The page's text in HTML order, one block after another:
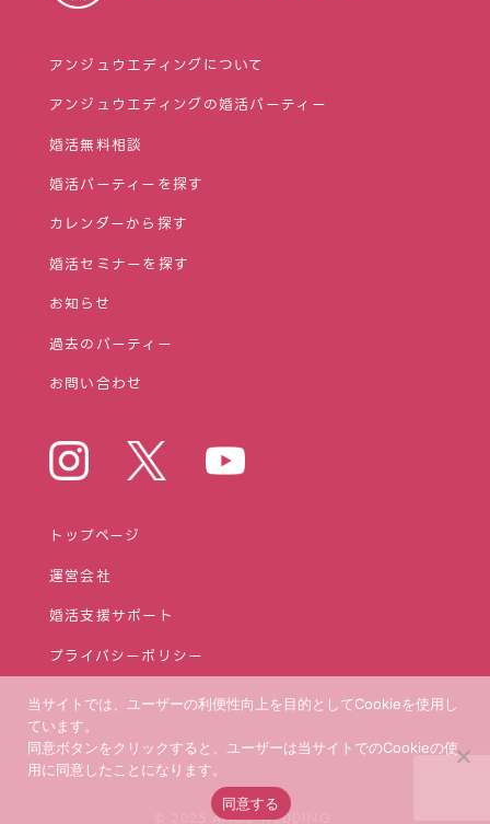
アンジュウエディングについて
アンジュウエディングの婚活パーティー
婚活無料相談
婚活パーティーを探す
カレンダーから探す
婚活セミナーを探す
お知らせ
過去のパーティー
お問い合わせ
トップページ
運営会社
婚活⽀援サポート
プライバシーポリシー
© 2025 ANGE WEDDING.
当サイトでは、ユーザーの利便性向上を目的としてCookieを使用し
ています。
同意ボタンをクリックすると、ユーザーは当サイトでのCookieの使
用に同意したことになります。
同意する